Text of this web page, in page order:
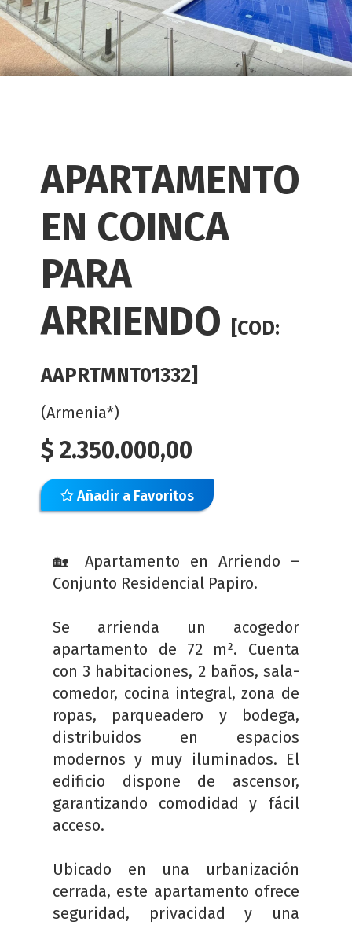
APARTAMENTO
EN COINCA
PARA
ARRIENDO
[COD:
AAPRTMNT01332]
(Armenia*)
$2.350.000,00
Añadir a Favoritos
🏡 Apartamento en Arriendo –
Conjunto Residencial Papiro.
Se arrienda un acogedor
apartamento de 72 m². Cuenta
con 3 habitaciones, 2 baños, sala-
comedor, cocina integral, zona de
ropas, parqueadero y bodega,
distribuidos en espacios
modernos y muy iluminados. El
edificio dispone de ascensor,
garantizando comodidad y fácil
acceso.
Ubicado en una urbanización
cerrada, este apartamento ofrece
seguridad, privacidad y una